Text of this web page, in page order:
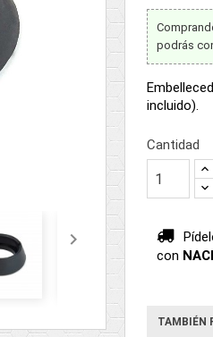

podrás
incluido).
Cantidad
con
TAMBIÉN